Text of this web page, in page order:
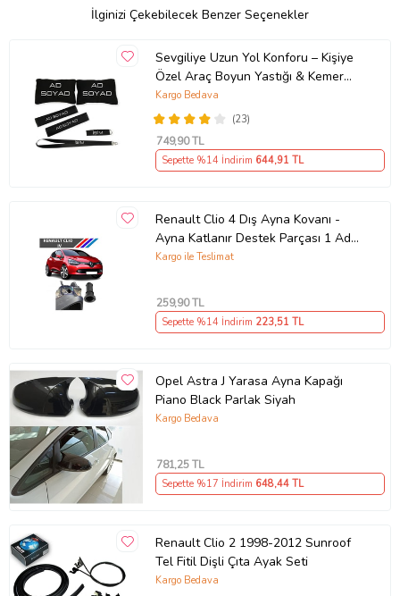
İlginizi Çekebilecek Benzer Seçenekler
Sevgiliye Uzun Yol Konforu – Kişiye
Özel Araç Boyun Yastığı & Kemer
Pedi Hediye Seti
(23)
Kargo Bedava
749,90 TL
Sepette %14 İndirim 644,91 TL
Renault Clio 4 Dış Ayna Kovanı -
Ayna Katlanır Destek Parçası 1 Adet
490307706 M3625
Kargo ile Teslimat
259,90 TL
Sepette %14 İndirim 223,51 TL
Opel Astra J Yarasa Ayna Kapağı
Piano Black Parlak Siyah
Kargo Bedava
781,25 TL
Sepette %17 İndirim 648,44 TL
Renault Clio 2 1998-2012 Sunroof
Tel Fitil Dişli Çıta Ayak Seti
Kargo Bedava